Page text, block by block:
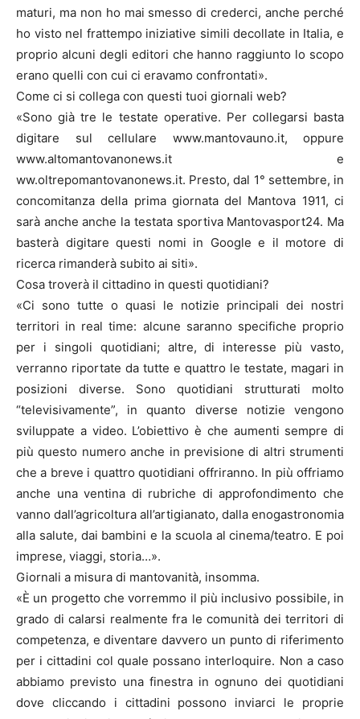
maturi, ma non ho mai smesso di crederci, anche perché
ho visto nel frattempo iniziative simili decollate in Italia, e
proprio alcuni degli editori che hanno raggiunto lo scopo
erano quelli con cui ci eravamo confrontati».
Come ci si collega con questi tuoi giornali web?
«Sono già tre le testate operative. Per collegarsi basta
digitare sul cellulare www.mantovauno.it, oppure
www.altomantovanonews.it e
ww.oltrepomantovanonews.it. Presto, dal 1° settembre, in
concomitanza della prima giornata del Mantova 1911, ci
sarà anche anche la testata sportiva Mantovasport24. Ma
basterà digitare questi nomi in Google e il motore di
ricerca rimanderà subito ai siti».
Cosa troverà il cittadino in questi quotidiani?
«Ci sono tutte o quasi le notizie principali dei nostri
territori in real time: alcune saranno specifiche proprio
per i singoli quotidiani; altre, di interesse più vasto,
verranno riportate da tutte e quattro le testate, magari in
posizioni diverse. Sono quotidiani strutturati molto
“televisivamente”, in quanto diverse notizie vengono
sviluppate a video. L’obiettivo è che aumenti sempre di
più questo numero anche in previsione di altri strumenti
che a breve i quattro quotidiani offriranno. In più offriamo
anche una ventina di rubriche di approfondimento che
vanno dall’agricoltura all’artigianato, dalla enogastronomia
alla salute, dai bambini e la scuola al cinema/teatro. E poi
imprese, viaggi, storia…».
Giornali a misura di mantovanità, insomma.
«È un progetto che vorremmo il più inclusivo possibile, in
grado di calarsi realmente fra le comunità dei territori di
competenza, e diventare davvero un punto di riferimento
per i cittadini col quale possano interloquire. Non a caso
abbiamo previsto una finestra in ognuno dei quotidiani
dove cliccando i cittadini possono inviarci le proprie